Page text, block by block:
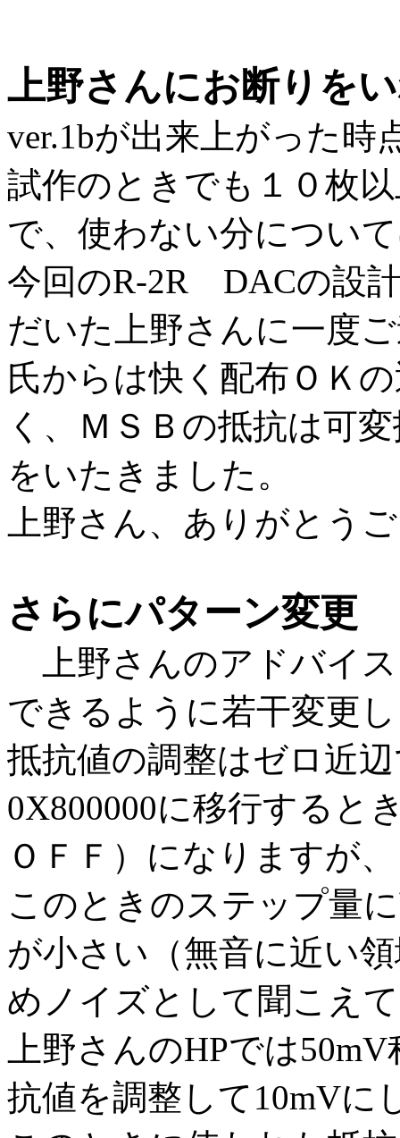
上野さんにお断りを
ver.1bが出来上がった時
試作のときでも１０枚
で、使わない分につい
今回のR-2R DACの設
だいた上野さんに一度
氏からは快く配布ＯＫ
く、ＭＳＢの抵抗は可
をいたきました。
上野さん、ありがとう
さらにパターン変更
上野さんのアドバイ
できるように若干変更
抵抗値の調整はゼロ近
0X800000に移行すると
ＯＦＦ）になりますが、
このときのステップ量
が小さい（無音に近い
めノイズとして聞こえ
上野さんのHPでは
抗値を調整して10mVに